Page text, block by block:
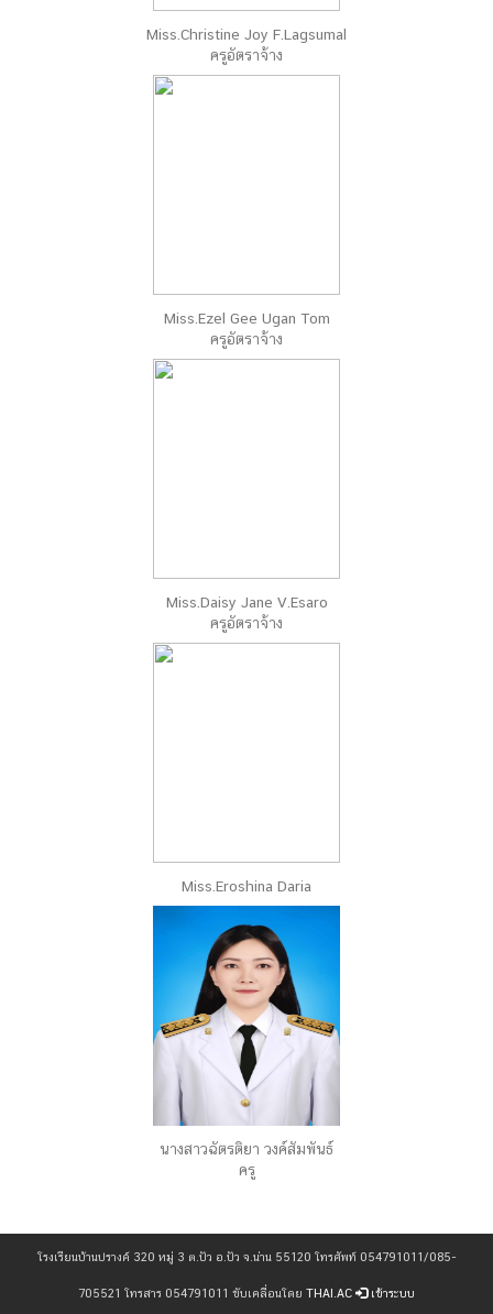
Miss.Christine Joy F.Lagsumal
ครูอัตราจ้าง
Miss.Ezel Gee Ugan Tom
ครูอัตราจ้าง
Miss.Daisy Jane V.Esaro
ครูอัตราจ้าง
Miss.Eroshina Daria
นางสาวฉัตรติยา วงค์สัมพันธ์
ครู
โรงเรียนบ้านปรางค์ 320 หมู่ 3 ต.ปัว อ.ปัว จ.น่าน 55120 โทรศัพท์ 054791011/085-
705521 โทรสาร 054791011 ขับเคลื่อนโดย THAI.AC เข้าระบบ